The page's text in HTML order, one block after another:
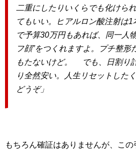
二重にしたりいくらでも化けら
てもいい。ヒアルロン酸注射は
で予算30万円もあれば、同一人
フ顔”をつくれますよ。プチ整形
もたないけど。 でも、日割り
り全然安い。人生リセットした
どうぞ」
もちろん確証はありませんが、こ